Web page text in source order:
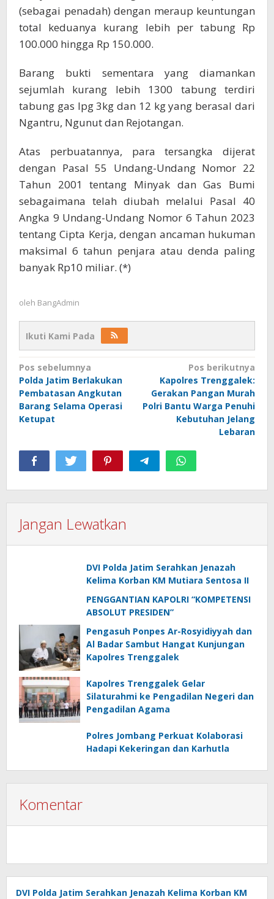
(sebagai penadah) dengan meraup keuntungan
total keduanya kurang lebih per tabung Rp
100.000 hingga Rp 150.000.
Barang bukti sementara yang diamankan
sejumlah kurang lebih 1300 tabung terdiri
tabung gas lpg 3kg dan 12 kg yang berasal dari
Ngantru, Ngunut dan Rejotangan.
Atas perbuatannya, para tersangka dijerat
dengan Pasal 55 Undang-Undang Nomor 22
Tahun 2001 tentang Minyak dan Gas Bumi
sebagaimana telah diubah melalui Pasal 40
Angka 9 Undang-Undang Nomor 6 Tahun 2023
tentang Cipta Kerja, dengan ancaman hukuman
maksimal 6 tahun penjara atau denda paling
banyak Rp10 miliar. (*)
oleh BangAdmin
Ikuti Kami Pada
Navigasi
pos
Pos sebelumnya
Polda Jatim Berlakukan
Pembatasan Angkutan
Barang Selama Operasi
Ketupat
Pos berikutnya
Kapolres Trenggalek:
Gerakan Pangan Murah
Polri Bantu Warga Penuhi
Kebutuhan Jelang
Lebaran
Jangan Lewatkan
DVI Polda Jatim Serahkan Jenazah
Kelima Korban KM Mutiara Sentosa II
PENGGANTIAN KAPOLRI “KOMPETENSI
ABSOLUT PRESIDEN”
Pengasuh Ponpes Ar-Rosyidiyyah dan
Al Badar Sambut Hangat Kunjungan
Kapolres Trenggalek
Kapolres Trenggalek Gelar
Silaturahmi ke Pengadilan Negeri dan
Pengadilan Agama
Polres Jombang Perkuat Kolaborasi
Hadapi Kekeringan dan Karhutla
Komentar
DVI Polda Jatim Serahkan Jenazah Kelima Korban KM